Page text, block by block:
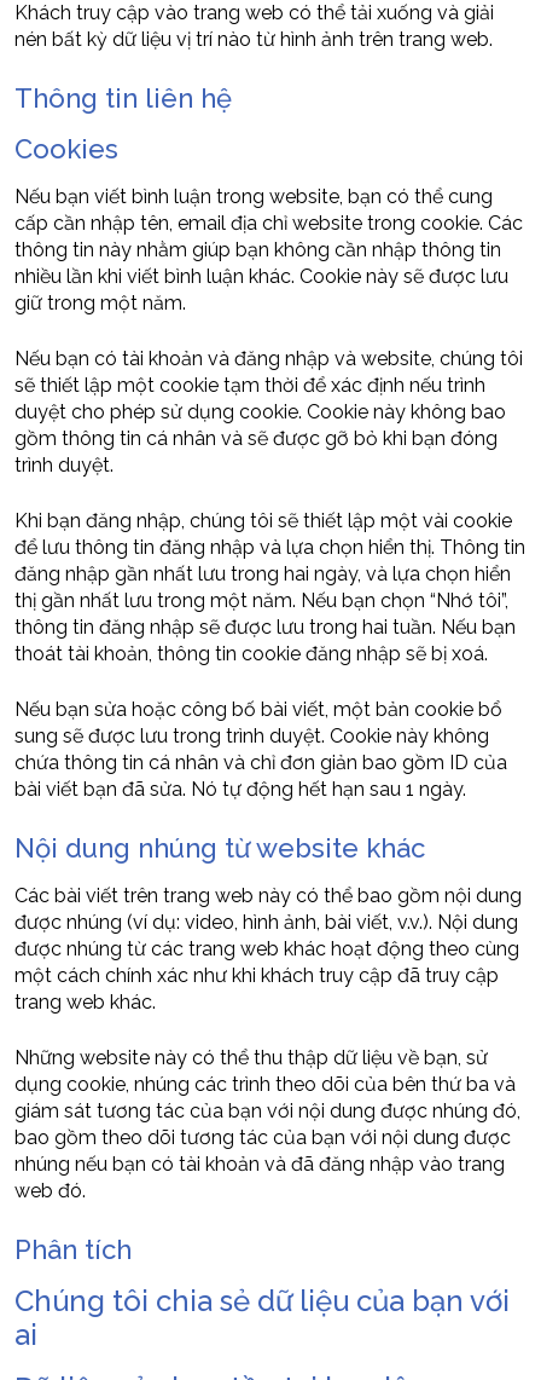
Khách truy cập vào trang web có thể tải xuống và giải
nén bất kỳ dữ liệu vị trí nào từ hình ảnh trên trang web.
Thông tin liên hệ
Cookies
Nếu bạn viết bình luận trong website, bạn có thể cung
cấp cần nhập tên, email địa chỉ website trong cookie. Các
thông tin này nhằm giúp bạn không cần nhập thông tin
nhiều lần khi viết bình luận khác. Cookie này sẽ được lưu
giữ trong một năm.
Nếu bạn có tài khoản và đăng nhập và website, chúng tôi
sẽ thiết lập một cookie tạm thời để xác định nếu trình
duyệt cho phép sử dụng cookie. Cookie này không bao
gồm thông tin cá nhân và sẽ được gỡ bỏ khi bạn đóng
trình duyệt.
Khi bạn đăng nhập, chúng tôi sẽ thiết lập một vài cookie
để lưu thông tin đăng nhập và lựa chọn hiển thị. Thông tin
đăng nhập gần nhất lưu trong hai ngày, và lựa chọn hiển
thị gần nhất lưu trong một năm. Nếu bạn chọn “Nhớ tôi”,
thông tin đăng nhập sẽ được lưu trong hai tuần. Nếu bạn
thoát tài khoản, thông tin cookie đăng nhập sẽ bị xoá.
Nếu bạn sửa hoặc công bố bài viết, một bản cookie bổ
sung sẽ được lưu trong trình duyệt. Cookie này không
chứa thông tin cá nhân và chỉ đơn giản bao gồm ID của
bài viết bạn đã sửa. Nó tự động hết hạn sau 1 ngày.
Nội dung nhúng từ website khác
Các bài viết trên trang web này có thể bao gồm nội dung
được nhúng (ví dụ: video, hình ảnh, bài viết, v.v.). Nội dung
được nhúng từ các trang web khác hoạt động theo cùng
một cách chính xác như khi khách truy cập đã truy cập
trang web khác.
Những website này có thể thu thập dữ liệu về bạn, sử
dụng cookie, nhúng các trình theo dõi của bên thứ ba và
giám sát tương tác của bạn với nội dung được nhúng đó,
bao gồm theo dõi tương tác của bạn với nội dung được
nhúng nếu bạn có tài khoản và đã đăng nhập vào trang
web đó.
Phân tích
Chúng tôi chia sẻ dữ liệu của bạn với
ai